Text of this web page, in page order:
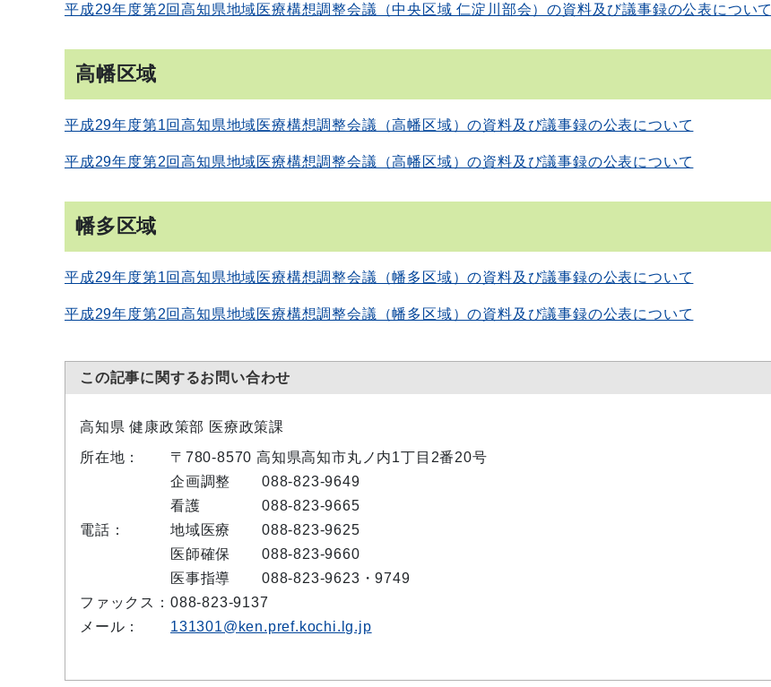
平成29年度第2回高知県地域医療構想調整会議（中央区域 仁淀川部会）の資料及び議事録の公表について
高幡区域
平成29年度第1回高知県地域医療構想調整会議（高幡区域）の資料及び議事録の公表について
平成29年度第2回高知県地域医療構想調整会議（高幡区域）の資料及び議事録の公表について
幡多区域
平成29年度第1回高知県地域医療構想調整会議（幡多区域）の資料及び議事録の公表について
平成29年度第2回高知県地域医療構想調整会議（幡多区域）の資料及び議事録の公表について
この記事に関するお問い合わせ
高知県 健康政策部 医療政策課
所在地：
〒780-8570 高知県高知市丸ノ内1丁目2番20号
電話：
企画調整
088-823-9649
看護
088-823-9665
地域医療
088-823-9625
医師確保
088-823-9660
医事指導
088-823-9623・9749
ファックス： 088-823-9137
メール：
131301@ken.pref.kochi.lg.jp